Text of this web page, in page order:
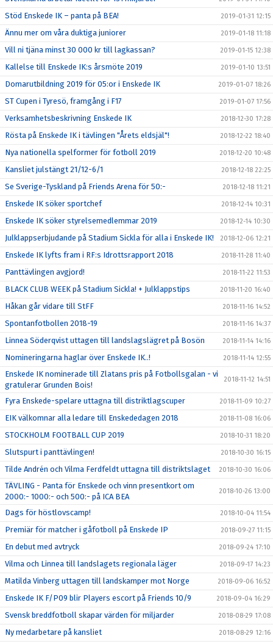
Stöd Enskede IK – panta på BEA! 2019-01-31 12:15
Ännu mer om våra duktiga juniorer 2019-01-18 11:18
Vill ni tjäna minst 30 000 kr till lagkassan? 2019-01-15 12:38
Kallelse till Enskede IK:s årsmöte 2019 2019-01-10 13:51
Domarutbildning 2019 för 05:or i Enskede IK 2019-01-07 18:26
ST Cupen i Tyresö, framgång i F17 2019-01-07 17:56
Verksamhetsbeskrivning Enskede IK 2018-12-30 17:28
Rösta på Enskede IK i tävlingen "Årets eldsjäl"! 2018-12-22 18:40
Nya nationella spelformer för fotboll 2019 2018-12-20 10:48
Kansliet julstängt 21/12-6/1 2018-12-18 22:25
Se Sverige-Tyskland på Friends Arena för 50:- 2018-12-18 11:21
Enskede IK söker sportchef 2018-12-14 10:31
Enskede IK söker styrelsemedlemmar 2019 2018-12-14 10:30
Julklappserbjudande på Stadium Sickla för alla i Enskede IK! 2018-12-06 12:21
Enskede IK lyfts fram i RF:s Idrottsrapport 2018 2018-11-28 11:40
Panttävlingen avgjord! 2018-11-22 11:53
BLACK CLUB WEEK på Stadium Sickla! + Julklappstips 2018-11-20 16:40
Håkan går vidare till StFF 2018-11-16 14:52
Spontanfotbollen 2018-19 2018-11-16 14:37
Linnea Söderqvist uttagen till landslagslägret på Bosön 2018-11-14 14:16
Nomineringarna haglar över Enskede IK..! 2018-11-14 12:55
Enskede IK nominerade till Zlatans pris på Fotbollsgalan - vi
gratulerar Grunden Bois!
2018-11-12 14:51
Fyra Enskede-spelare uttagna till distriktlagscuper 2018-11-09 10:27
EIK välkomnar alla ledare till Enskededagen 2018 2018-11-08 16:06
STOCKHOLM FOOTBALL CUP 2019 2018-10-31 18:20
Slutspurt i panttävlingen! 2018-10-30 16:15
Tilde Andrén och Vilma Ferdfeldt uttagna till distriktslaget 2018-10-30 16:06
TÄVLING - Panta för Enskede och vinn presentkort om
2000:- 1000:- och 500:- på ICA BEA
2018-10-26 13:00
Dags för höstlovscamp! 2018-10-04 11:54
Premiär för matcher i gåfotboll på Enskede IP 2018-09-27 11:15
En debut med avtryck 2018-09-24 17:10
Vilma och Linnea till landslagets regionala läger 2018-09-17 14:23
Matilda Vinberg uttagen till landskamper mot Norge 2018-09-06 16:52
Enskede IK F/P09 blir Players escort på Friends 10/9 2018-09-04 16:29
Svensk breddfotboll skapar värden för miljarder 2018-08-29 17:08
Ny medarbetare på kansliet 2018-08-29 12:16